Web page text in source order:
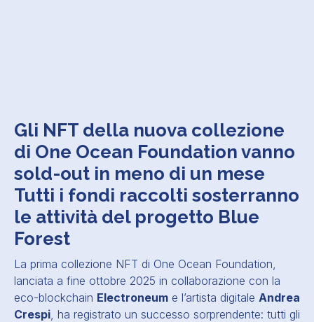
Gli NFT della nuova collezione
di One Ocean Foundation vanno
sold-out in meno di un mese
Tutti i fondi raccolti sosterranno
le attività del progetto Blue
Forest
La prima collezione NFT di One Ocean Foundation,
lanciata a fine ottobre 2025 in collaborazione con la
eco-blockchain Electroneum e l’artista digitale Andrea
Crespi, ha registrato un successo sorprendente: tutti gli